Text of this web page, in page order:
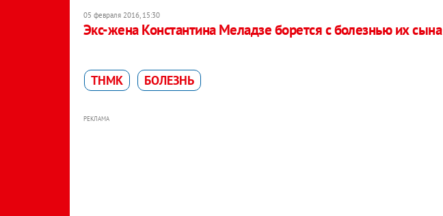
05 февраля 2016, 15:30
Экс-жена Константина Меладзе борется с болезнью их сына
ТНМК БОЛЕЗНЬ
РЕКЛАМА